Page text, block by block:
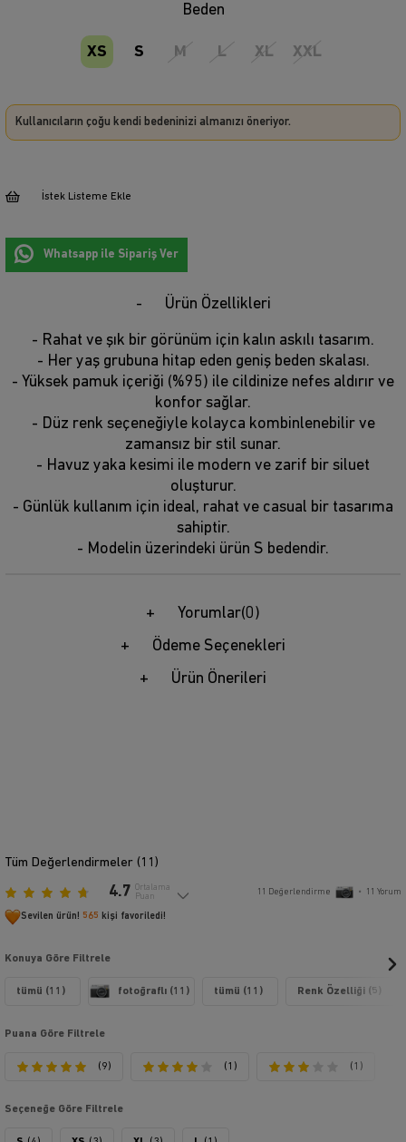
Beden
XS S M L XL XXL
Kullanıcıların çoğu kendi bedeninizi almanızı öneriyor.
İstek Listeme Ekle
Whatsapp ile Sipariş Ver
Ürün Özellikleri
- Rahat ve şık bir görünüm için kalın askılı tasarım.
- Her yaş grubuna hitap eden geniş beden skalası.
- Yüksek pamuk içeriği (%95) ile cildinize nefes aldırır ve
konfor sağlar.
- Düz renk seçeneğiyle kolayca kombinlenebilir ve
zamansız bir stil sunar.
- Havuz yaka kesimi ile modern ve zarif bir siluet
oluşturur.
- Günlük kullanım için ideal, rahat ve casual bir tasarıma
sahiptir.
- Modelin üzerindeki ürün S bedendir.
Yorumlar(0)
Ödeme Seçenekleri
Ürün Önerileri
Tüm Değerlendirmeler ( 11 )
4.7
Ortalama
Puan
11 Değerlendirme • 11 Yorum
Sevilen ürün! 565 kişi favoriledi!
Konuya Göre Filtrele
tümü (11) fotoğraflı (11) tümü (11) Renk Özelliği (5)
Puana Göre Filtrele
(9) (1) (1)
Seçeneğe Göre Filtrele